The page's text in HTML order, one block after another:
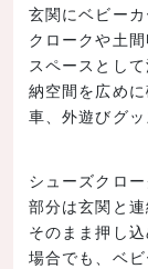
玄関にベビー
クロークや土
スペースとし
納空間を広め
車、外遊びグ
シューズクロ
部分は玄関と
そのまま押し
場合でも、ベ